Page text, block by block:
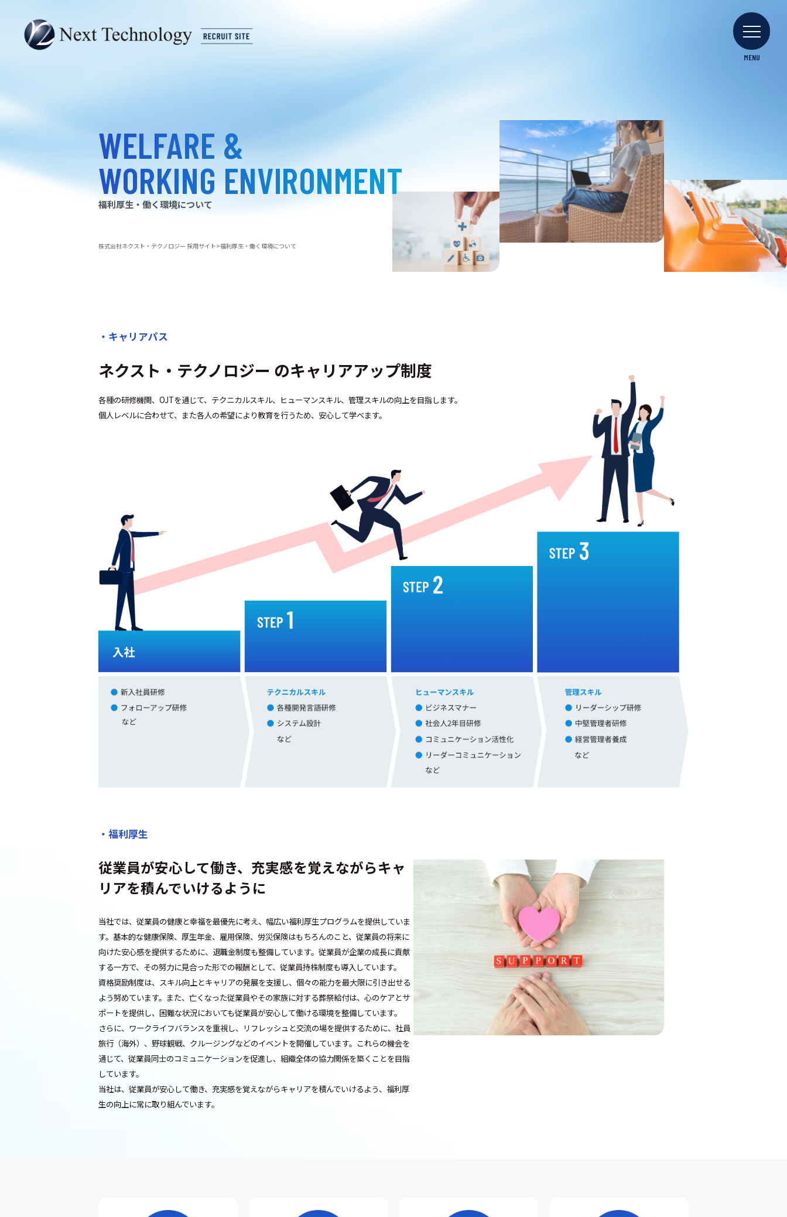
WELFARE &
WORKING ENVIRONMENT
福利厚生・働く環境について
株式会社ネクスト・テクノロジー 採用サイト 福利厚生・働く環境について
・キャリアパス
ネクスト・テクノロジー のキャリアアップ制度
各種の研修機関、OJTを通じて、テクニカルスキル、ヒューマンスキル、管理スキルの向上を目指します。
個人レベルに合わせて、また各人の希望により教育を行うため、安心して学べます。
・福利厚生
従業員が安心して働き、充実感を覚えながらキャ
リアを積んでいけるように
当社では、従業員の健康と幸福を最優先に考え、幅広い福利厚生プログラムを提供していま
す。基本的な健康保険、厚生年金、雇用保険、労災保険はもちろんのこと、従業員の将来に
向けた安心感を提供するために、退職金制度も整備しています。従業員が企業の成長に貢献
する一方で、その努力に見合った形での報酬として、従業員持株制度も導入しています。
資格奨励制度は、スキル向上とキャリアの発展を支援し、個々の能力を最大限に引き出せる
よう努めています。また、亡くなった従業員やその家族に対する葬祭給付は、心のケアとサ
ポートを提供し、困難な状況においても従業員が安心して働ける環境を整備しています。
さらに、ワークライフバランスを重視し、リフレッシュと交流の場を提供するために、社員
旅行（海外）、野球観戦、クルージングなどのイベントを開催しています。これらの機会を
通じて、従業員同士のコミュニケーションを促進し、組織全体の協力関係を築くことを目指
しています。
当社は、従業員が安心して働き、充実感を覚えながらキャリアを積んでいけるよう、福利厚
生の向上に常に取り組んでいます。